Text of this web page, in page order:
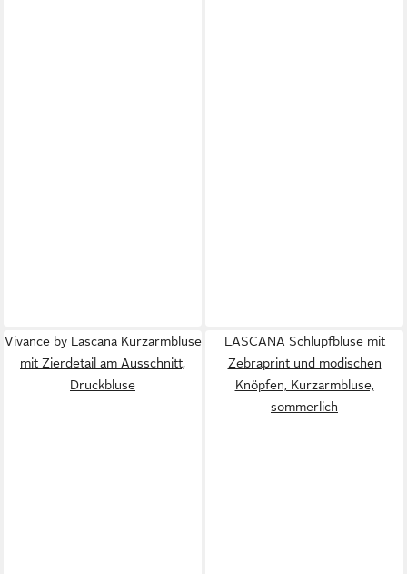
Vivance by Lascana Kurzarmbluse
mit Zierdetail am Ausschnitt,
Druckbluse
LASCANA Schlupfbluse mit
Zebraprint und modischen
Knöpfen, Kurzarmbluse,
sommerlich